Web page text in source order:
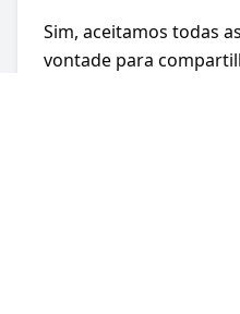
Sim, aceitamos todas
vontade para